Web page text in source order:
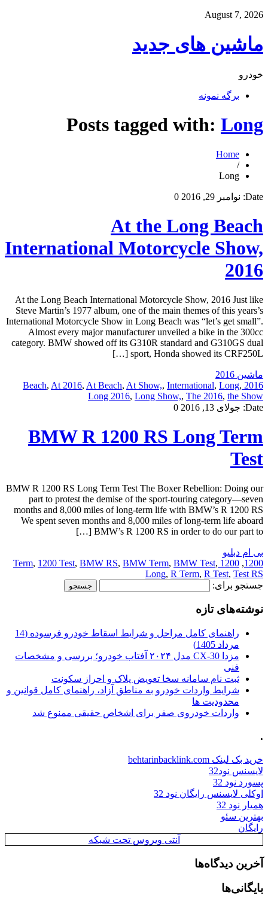
August 7, 2026
ماشین های جدید
خودرو
برگه نمونه
Posts tagged with: Long
Home
/
Long
Date: نوامبر 29, 2016 0
At the Long Beach
International Motorcycle Show,
2016
At the Long Beach International Motorcycle Show, 2016 Just like
Steve Martin’s 1977 album, one of the main themes of this years’s
International Motorcycle Show in Long Beach was “let’s get small”.
Almost every major manufacturer unveiled a bike in the 300cc
category. BMW showed off its G310R standard and G310GS dual
sport, Honda showed its CRF250L […]
ماشین 2016
2016 Beach
, At 2016, At Beach, At Show,, International, Long,
Long 2016, Long Show,, The 2016, the Show
Date: جولای 13, 2016 0
BMW R 1200 RS Long Term
Test
BMW R 1200 RS Long Term Test The Boxer Rebellion: Doing our
part to protest the demise of the sport-touring category—seven
months and 8,000 miles of long-term life with BMW’s R 1200 RS
We spent seven months and 8,000 miles of long-term life aboard
BMW’s R 1200 RS in order to do our part to […]
بی ام دبلیو
1200
,
1200 Term
, 1200 Test, BMW RS, BMW Term, BMW Test,
Long, R Term, R Test, Test RS
جستجو برای:
نوشته‌های تازه
راهنمای کامل مراحل و شرایط اسقاط خودرو فرسوده (14
مرداد 1405)
مزدا CX-30 مدل ۲۰۲۴ آفتاب خودرو؛ بررسی و مشخصات
فنی
ثبت نام سامانه سخا تعویض پلاک و احراز سکونت
شرایط واردات خودرو به مناطق آزاد، راهنمای کامل قوانین و
محدودیت ها
واردات خودروی صفر برای اشخاص حقیقی ممنوع شد
.
خرید بک لینک behtarinbacklink.com
لایسنس نود32
پسورد نود 32
اوکلی لایسنس رایگان نود 32
همیار نود 32
بهترین سئو
رایگان
آنتی ویروس تحت شبکه
آخرین دیدگاه‌ها
بایگانی‌ها